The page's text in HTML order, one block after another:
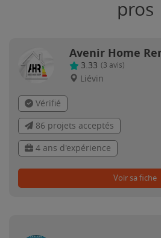
pros
Avenir Home
3.33 (3 avis)
Liévin
Vérifié
86 projets acceptés
4 ans d'expérience
Voir sa fiche